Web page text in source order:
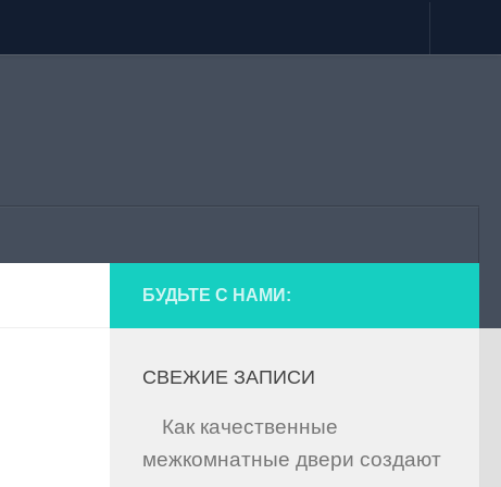
БУДЬТЕ С НАМИ:
СВЕЖИЕ ЗАПИСИ
Как качественные
межкомнатные двери создают